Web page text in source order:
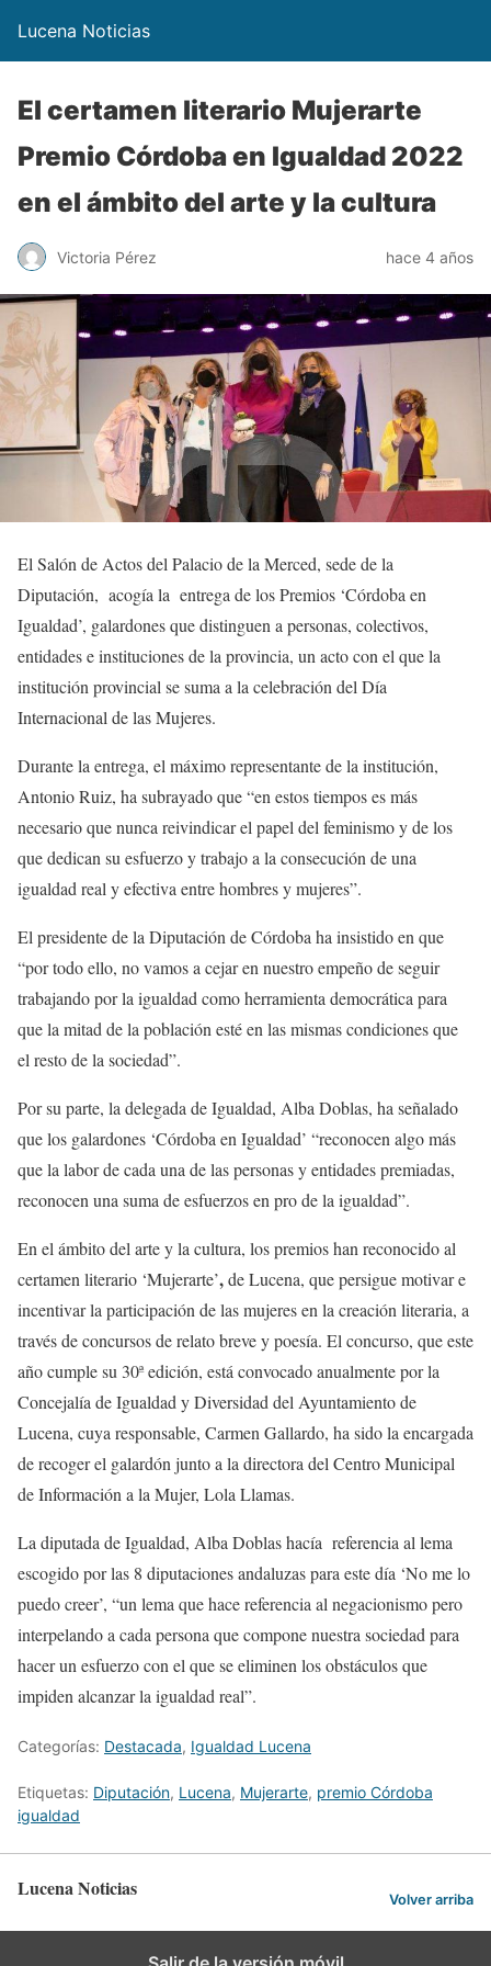
Lucena Noticias
El certamen literario Mujerarte
Premio Córdoba en Igualdad 2022
en el ámbito del arte y la cultura
Victoria Pérez hace 4 años
El Salón de Actos del Palacio de la Merced, sede de la
Diputación, acogía la entrega de los Premios ‘Córdoba en
Igualdad’, galardones que distinguen a personas, colectivos,
entidades e instituciones de la provincia, un acto con el que la
institución provincial se suma a la celebración del Día
Internacional de las Mujeres.
Durante la entrega, el máximo representante de la institución,
Antonio Ruiz, ha subrayado que “en estos tiempos es más
necesario que nunca reivindicar el papel del feminismo y de los
que dedican su esfuerzo y trabajo a la consecución de una
igualdad real y efectiva entre hombres y mujeres”.
El presidente de la Diputación de Córdoba ha insistido en que
“por todo ello, no vamos a cejar en nuestro empeño de seguir
trabajando por la igualdad como herramienta democrática para
que la mitad de la población esté en las mismas condiciones que
el resto de la sociedad”.
Por su parte, la delegada de Igualdad, Alba Doblas, ha señalado
que los galardones ‘Córdoba en Igualdad’ “reconocen algo más
que la labor de cada una de las personas y entidades premiadas,
reconocen una suma de esfuerzos en pro de la igualdad”.
En el ámbito del arte y la cultura, los premios han reconocido al
certamen literario ‘Mujerarte’,de Lucena, que persigue motivar e
incentivar la participación de las mujeres en la creación literaria, a
través de concursos de relato breve y poesía. El concurso, que este
año cumple su 30ª edición, está convocado anualmente por la
Concejalía de Igualdad y Diversidad del Ayuntamiento de
Lucena, cuya responsable, Carmen Gallardo, ha sido la encargada
de recoger el galardón junto a la directora del Centro Municipal
de Información a la Mujer, Lola Llamas.
La diputada de Igualdad, Alba Doblas hacía referencia al lema
escogido por las 8 diputaciones andaluzas para este día ‘No me lo
puedo creer’, “un lema que hace referencia al negacionismo pero
interpelando a cada persona que compone nuestra sociedad para
hacer un esfuerzo con el que se eliminen los obstáculos que
impiden alcanzar la igualdad real”.
Categorías: Destacada, Igualdad Lucena
Etiquetas: Diputación, Lucena, Mujerarte, premio Córdoba
igualdad
Lucena Noticias Volver arriba